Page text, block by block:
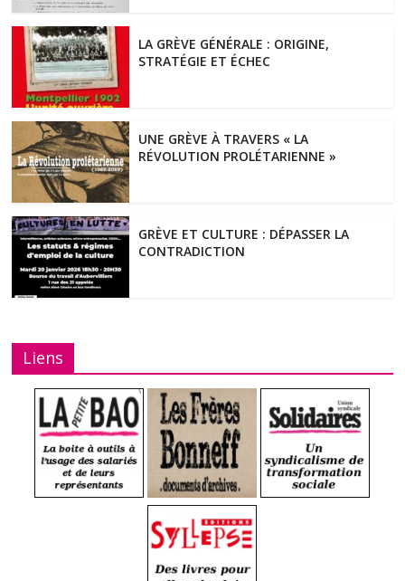
LA GRÈVE GÉNÉRALE : ORIGINE,
STRATÉGIE ET ÉCHEC
UNE GRÈVE À TRAVERS « LA
RÉVOLUTION PROLÉTARIENNE »
GRÈVE ET CULTURE : DÉPASSER LA
CONTRADICTION
Liens